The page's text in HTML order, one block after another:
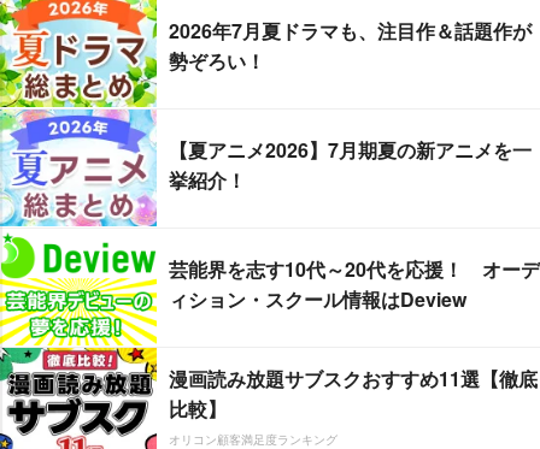
2026年7月夏ドラマも、注目作＆話題作が
勢ぞろい！
【夏アニメ2026】7月期夏の新アニメを一
挙紹介！
芸能界を志す10代～20代を応援！ オーデ
ィション・スクール情報はDeview
漫画読み放題サブスクおすすめ11選【徹底
比較】
オリコン顧客満足度ランキング